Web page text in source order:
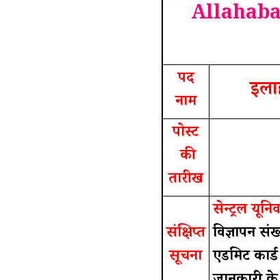
पद
नाम
पोस्ट
की
तारीख
संक्षिप्त
सूचना
सेन्ट्रल
विज्ञापन
एडमिट